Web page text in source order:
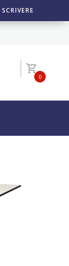
SCRIVERE
0